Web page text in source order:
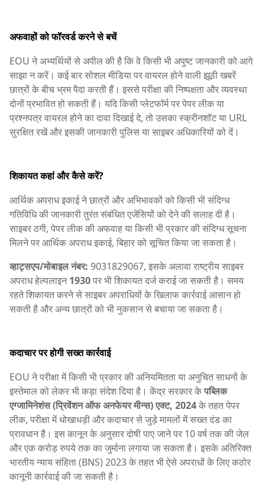
अफवाहों को फॉरवर्ड करने से बचें
EOU ने अभ्यर्थियों से अपील की है कि वे किसी भी अपुष्ट जानकारी को आगे
साझा न करें। कई बार सोशल मीडिया पर वायरल होने वाली झूठी खबरें
छात्रों के बीच भ्रम पैदा करती हैं। इससे परीक्षा की निष्पक्षता और व्यवस्था
दोनों प्रभावित हो सकती हैं। यदि किसी प्लेटफॉर्म पर पेपर लीक या
प्रश्नपत्र वायरल होने का दावा दिखाई दे, तो उसका स्क्रीनशॉट या URL
सुरक्षित रखें और इसकी जानकारी पुलिस या साइबर अधिकारियों को दें।
शिकायत कहां और कैसे करें?
आर्थिक अपराध इकाई ने छात्रों और अभिभावकों को किसी भी संदिग्ध
गतिविधि की जानकारी तुरंत संबंधित एजेंसियों को देने की सलाह दी है।
साइबर ठगी, पेपर लीक की अफवाह या किसी भी प्रकार की संदिग्ध सूचना
मिलने पर आर्थिक अपराध इकाई, बिहार को सूचित किया जा सकता है।
व्हाट्सएप/मोबाइल नंबर: 9031829067, इसके अलावा राष्ट्रीय साइबर
अपराध हेल्पलाइन1930पर भी शिकायत दर्ज कराई जा सकती है। समय
रहते शिकायत करने से साइबर अपराधियों के खिलाफ कार्रवाई आसान हो
सकती है और अन्य छात्रों को भी नुकसान से बचाया जा सकता है।
कदाचार पर होगी सख्त कार्रवाई
EOU ने परीक्षा में किसी भी प्रकार की अनियमितता या अनुचित साधनों के
इस्तेमाल को लेकर भी कड़ा संदेश दिया है। केंद्र सरकार केपब्लिक
एग्जामिनेशंस (प्रिवेंशन ऑफ अनफेयर मीन्स) एक्ट, 2024के तहत पेपर
लीक, परीक्षा में धोखाधड़ी और कदाचार से जुड़े मामलों में सख्त दंड का
प्रावधान है। इस कानून के अनुसार दोषी पाए जाने पर 10 वर्ष तक की जेल
और एक करोड़ रुपये तक का जुर्माना लगाया जा सकता है। इसके अतिरिक्त
भारतीय न्याय संहिता (BNS) 2023 के तहत भी ऐसे अपराधों के लिए कठोर
कानूनी कार्रवाई की जा सकती है।